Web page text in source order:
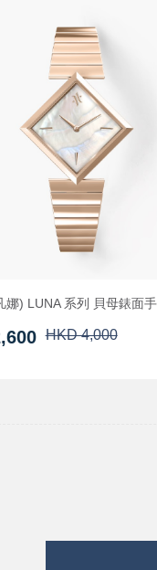
娜) LUNA 系列 貝母錶面
HKD 4,000